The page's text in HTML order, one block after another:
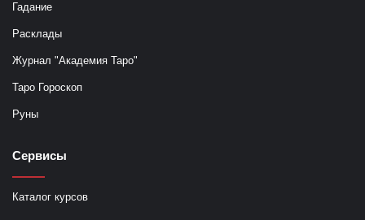
Гадание
Расклады
Журнал "Академия Таро"
Таро Гороскоп
Руны
Сервисы
Каталог курсов